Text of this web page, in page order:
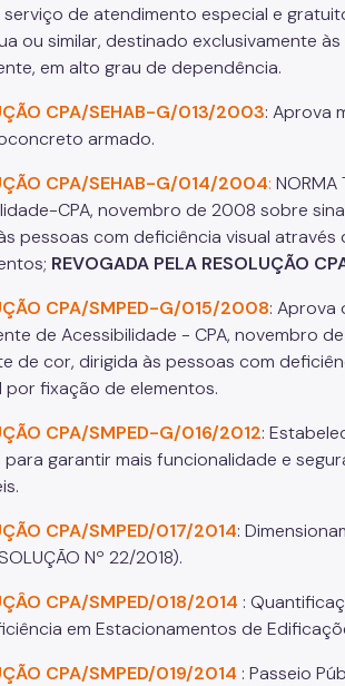
serviço de atendimento especial e
ou similar, destinado exclusivamente
em alto grau de dependência.
CPA/SEHAB-G/013/2003: Aprova
armado.
CPA/SEHAB-G/014/2004: NORMA
CPA, novembro de 2008 sobre
pessoas com deficiência visual
REVOGADA PELA RESOLUÇÃO
CPA/SMPED-G/015/2008: Aprova
de Acessibilidade - CPA, novembro
de cor, dirigida às pessoas com
por fixação de elementos.
CPA/SMPED-G/016/2012:
para garantir mais funcionalidade e
CPA/SMPED/017/2014:
Nº 22/2018).
CPA/SMPED/018/2014 :
em Estacionamentos de
CPA/SMPED/019/2014 : Passeio